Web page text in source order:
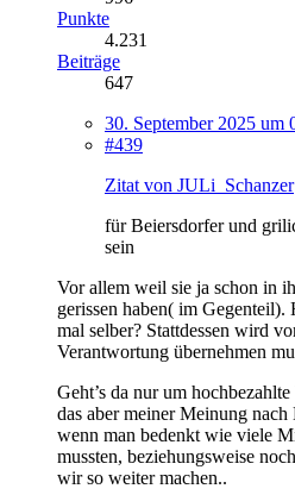
Punkte
4.231
Beiträge
647
30. September 2025 um
#439
Zitat von JULi_Schanzer
für Beiersdorfer und
sein
Vor allem weil sie ja schon in
gerissen haben( im
mal selber? Stattdessen wird
Verantwortung übernehmen
Geht’s da nur um
das aber meiner Meinung
wenn man bedenkt wie viele
mussten, beziehungsweise
wir so weiter machen..